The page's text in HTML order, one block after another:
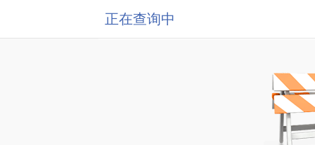
正在查询中